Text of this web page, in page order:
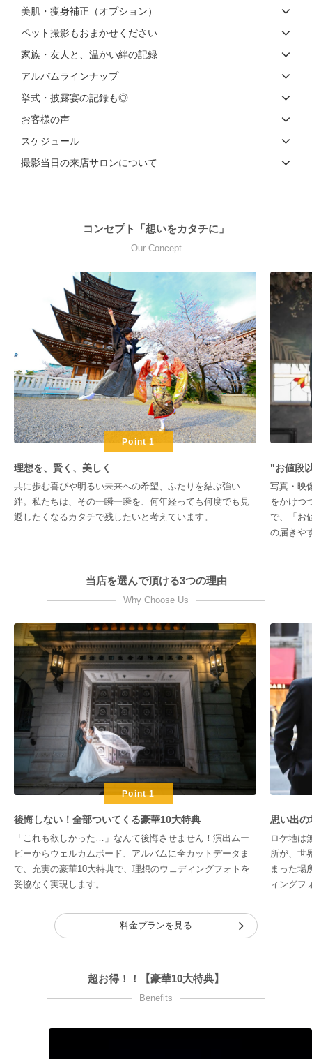
美肌・痩身補正（オプション）
ペット撮影もおまかせください
家族・友人と、温かい絆の記録
アルバムラインナップ
挙式・披露宴の記録も◎
お客様の声
スケジュール
撮影当日の来店サロンについて
コンセプト「想いをカタチに」
Our Concept
Point 1
理想を、賢く、美しく
共に歩む喜びや明るい未来への希望、ふたりを結ぶ強い
絆。私たちは、その一瞬一瞬を、何年経っても何度でも見
返したくなるカタチで残したいと考えています。
"お値段
写真・映
をかけつ
で、「お
の届きや
当店を選んで頂ける3つの理由
Why Choose Us
Point 1
後悔しない！全部ついてくる豪華10大特典
「これも欲しかった…」なんて後悔させません！演出ムー
ビーからウェルカムボード、アルバムに全カットデータま
で、充実の豪華10大特典で、理想のウェディングフォトを
妥協なく実現します。
思い出の
ロケ地は
所が、世
まった場
ィングフ
料金プランを見る
超お得！！【豪華10大特典】
Benefits